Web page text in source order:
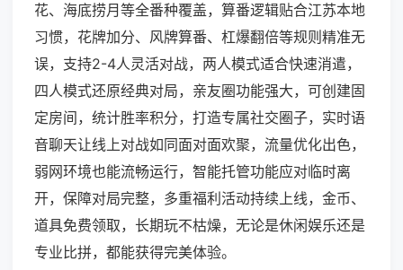
花、海底捞月等全番种覆盖，算番逻辑贴合江苏本地
习惯，花牌加分、风牌算番、杠爆翻倍等规则精准无
误，支持2-4人灵活对战，两人模式适合快速消遣，
四人模式还原经典对局，亲友圈功能强大，可创建固
定房间，统计胜率积分，打造专属社交圈子，实时语
音聊天让线上对战如同面对面欢聚，流量优化出色，
弱网环境也能流畅运行，智能托管功能应对临时离
开，保障对局完整，多重福利活动持续上线，金币、
道具免费领取，长期玩不枯燥，无论是休闲娱乐还是
专业比拼，都能获得完美体验。